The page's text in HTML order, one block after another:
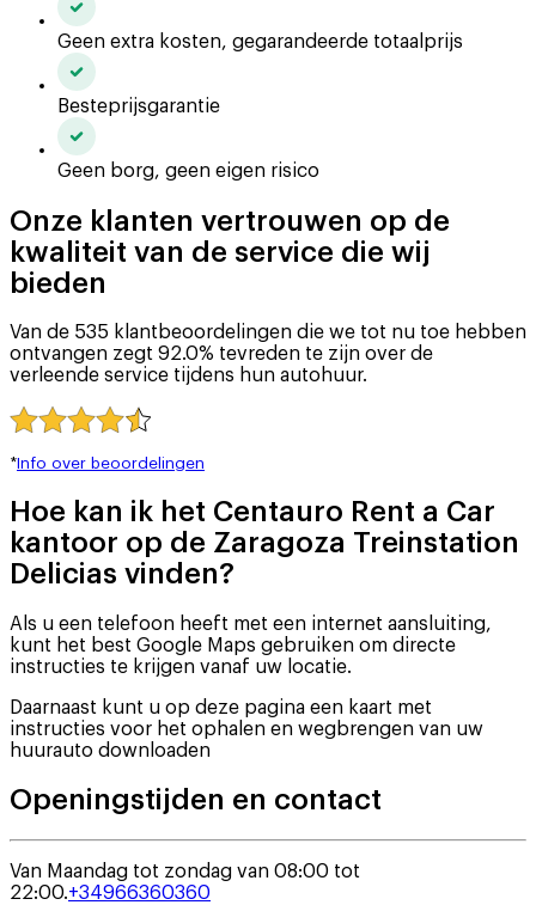
Geen extra kosten, gegarandeerde totaalprijs
Besteprijsgarantie
Geen borg, geen eigen risico
Onze klanten vertrouwen op de
kwaliteit van de service die wij
bieden
Van de 535 klantbeoordelingen die we tot nu toe hebben
ontvangen zegt 92.0% tevreden te zijn over de
verleende service tijdens hun autohuur.
*Info over beoordelingen
Hoe kan ik het Centauro Rent a Car
kantoor op de Zaragoza Treinstation
Delicias vinden?
Als u een telefoon heeft met een internet aansluiting,
kunt het best Google Maps gebruiken om directe
instructies te krijgen vanaf uw locatie.
Daarnaast kunt u op deze pagina een kaart met
instructies voor het ophalen en wegbrengen van uw
huurauto downloaden
Openingstijden en contact
Van Maandag tot zondag van 08:00 tot
22:00.+34966360360